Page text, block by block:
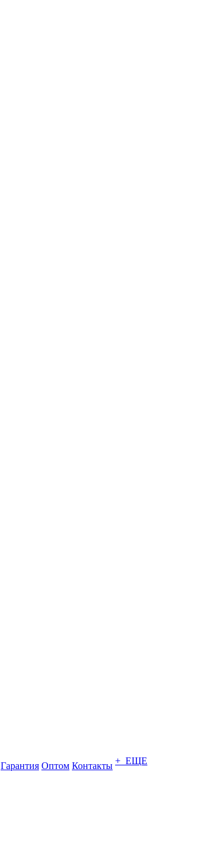
Гарантия Оптом Контакты + ЕЩЕ